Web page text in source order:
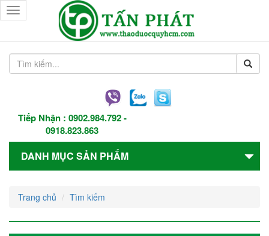
Tiếp Nhận : 0902.984.792-
0918.823.863
Toggle
navigation
DANH MỤC SẢN PHẨM
Trang chủ Tìm kiếm